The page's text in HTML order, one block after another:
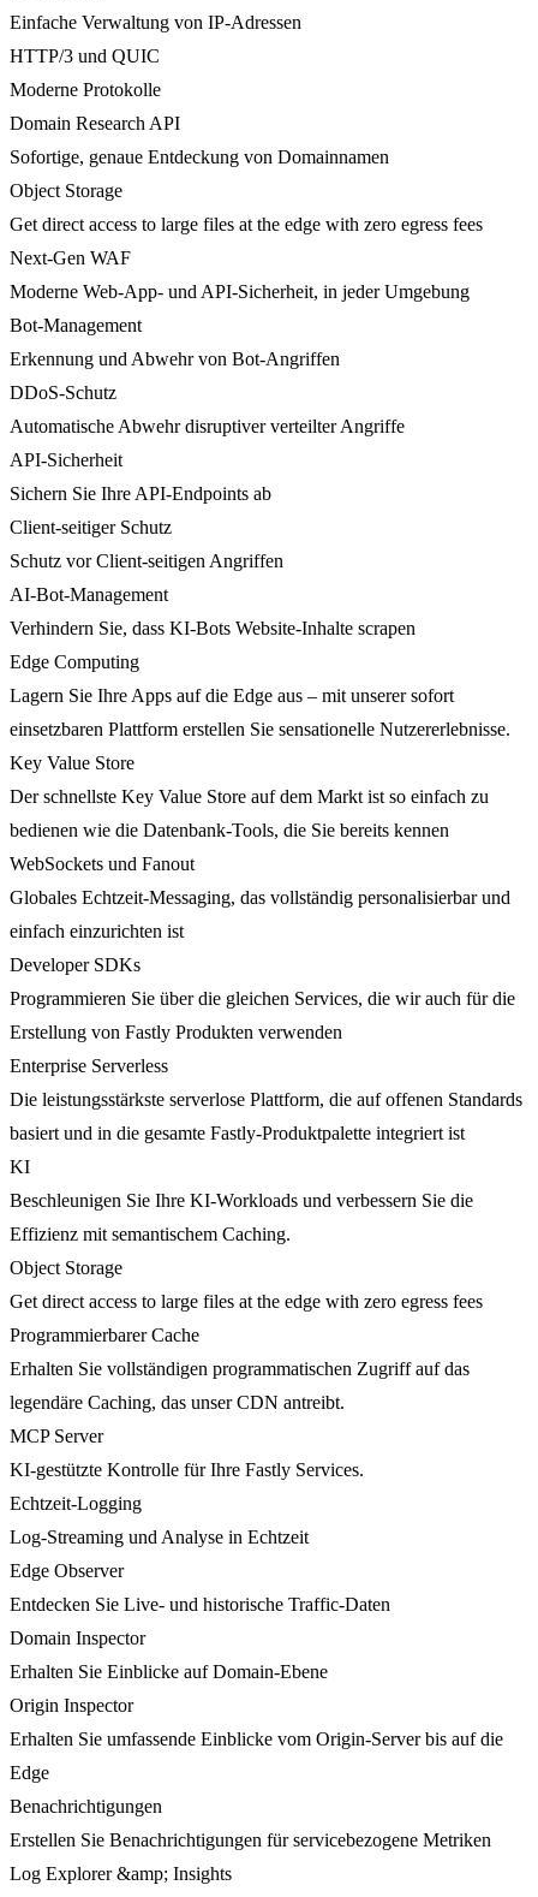
Einfache Verwaltung von IP-Adressen
HTTP/3 und QUIC
Moderne Protokolle
Domain Research API
Sofortige, genaue Entdeckung von Domainnamen
Object Storage
Get direct access to large files at the edge with zero egress fees
Next-Gen WAF
Moderne Web-App- und API-Sicherheit, in jeder Umgebung
Bot-Management
Erkennung und Abwehr von Bot-Angriffen
DDoS-Schutz
Automatische Abwehr disruptiver verteilter Angriffe
API-Sicherheit
Sichern Sie Ihre API-Endpoints ab
Client-seitiger Schutz
Schutz vor Client-seitigen Angriffen
AI-Bot-Management
Verhindern Sie, dass KI-Bots Website-Inhalte scrapen
Edge Computing
Lagern Sie Ihre Apps auf die Edge aus – mit unserer sofort
einsetzbaren Plattform erstellen Sie sensationelle Nutzererlebnisse.
Key Value Store
Der schnellste Key Value Store auf dem Markt ist so einfach zu
bedienen wie die Datenbank-Tools, die Sie bereits kennen
WebSockets und Fanout
Globales Echtzeit-Messaging, das vollständig personalisierbar und
einfach einzurichten ist
Developer SDKs
Programmieren Sie über die gleichen Services, die wir auch für die
Erstellung von Fastly Produkten verwenden
Enterprise Serverless
Die leistungsstärkste serverlose Plattform, die auf offenen Standards
basiert und in die gesamte Fastly-Produktpalette integriert ist
KI
Beschleunigen Sie Ihre KI-Workloads und verbessern Sie die
Effizienz mit semantischem Caching.
Object Storage
Get direct access to large files at the edge with zero egress fees
Programmierbarer Cache
Erhalten Sie vollständigen programmatischen Zugriff auf das
legendäre Caching, das unser CDN antreibt.
MCP Server
KI-gestützte Kontrolle für Ihre Fastly Services.
Echtzeit-Logging
Log-Streaming und Analyse in Echtzeit
Edge Observer
Entdecken Sie Live- und historische Traffic-Daten
Domain Inspector
Erhalten Sie Einblicke auf Domain-Ebene
Origin Inspector
Erhalten Sie umfassende Einblicke vom Origin-Server bis auf die
Edge
Benachrichtigungen
Erstellen Sie Benachrichtigungen für servicebezogene Metriken
Log Explorer &amp; Insights